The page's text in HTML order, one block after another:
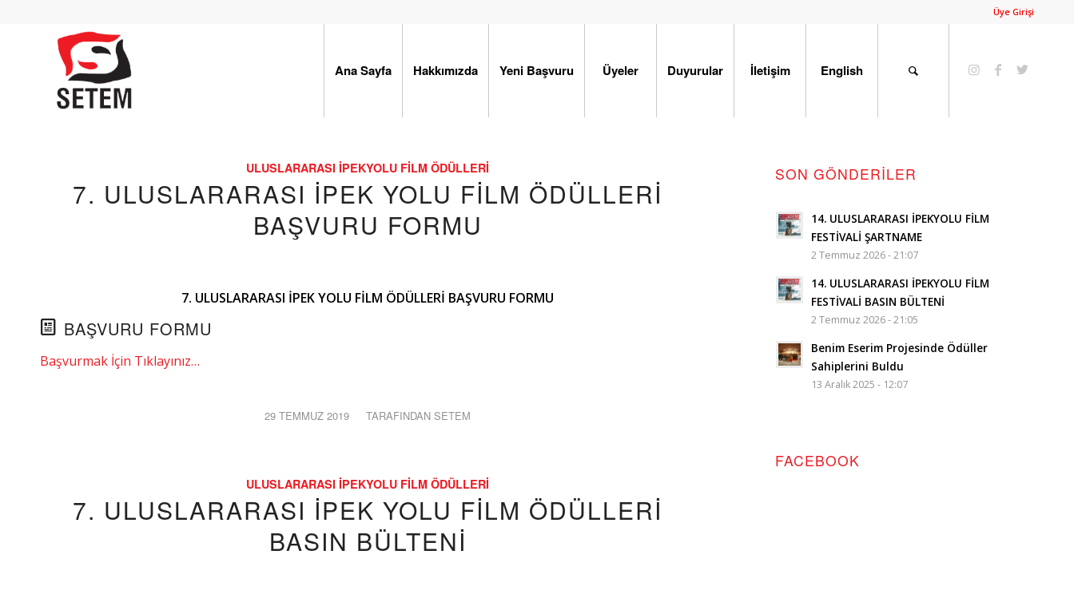
Üye Girişi
Ana Sayfa Hakkımızda Yeni Başvuru Üyeler Duyurular İletişim English
ULUSLARARASI İPEKYOLU FILM ÖDÜLLERI
7. ULUSLARARASI İPEK YOLU FİLM ÖDÜLLERİ
BAŞVURU FORMU
7. ULUSLARARASI İPEK YOLU FİLM ÖDÜLLERİ BAŞVURU FORMU
BAŞVURU FORMU
Başvurmak İçin Tıklayınız…
29 TEMMUZ 2019
/ TARAFINDANSETEM
ULUSLARARASI İPEKYOLU FILM ÖDÜLLERI
7. ULUSLARARASI İPEK YOLU FİLM ÖDÜLLERİ
BASIN BÜLTENİ
SON GÖNDERILER
14. ULUSLARARASI İPEKYOLU FİLM
FESTİVALİ ŞARTNAME
2 Temmuz 2026 - 21:07
14. ULUSLARARASI İPEKYOLU FİLM
FESTİVALİ BASIN BÜLTENİ
2 Temmuz 2026 - 21:05
Benim Eserim Projesinde Ödüller
Sahiplerini Buldu
13 Aralık 2025 - 12:07
FACEBOOK